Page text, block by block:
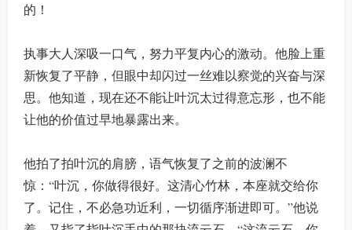
的！
执事大人深吸一口气，努力平复内心的激动。他脸上重
新恢复了平静，但眼中却闪过一丝难以察觉的兴奋与深
思。他知道，现在还不能让叶沉太过得意忘形，也不能
让他的价值过早地暴露出来。
他拍了拍叶沉的肩膀，语气恢复了之前的波澜不
惊：“叶沉，你做得很好。这清心竹林，本座就交给你
了。记住，不必急功近利，一切循序渐进即可。”他说